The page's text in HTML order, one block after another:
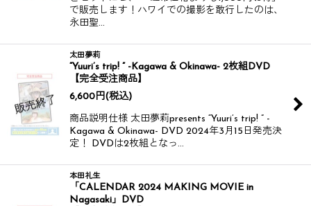
で販売します！ ​ ハワイでの撮影を敢行したのは、
永田聖…
太田夢莉
“Yuuri’s trip! ” -Kagawa & Okinawa- 2枚組DVD
【完全受注商品】
6,600 円(税込)
商品説明仕様 太田夢莉presents “Yuuri’s trip! ” -
Kagawa & Okinawa- DVD 2024年3月15日発売決
定！ DVDは2枚組となっ…
本田礼生
「CALENDAR 2024 MAKING MOVIE in
Nagasaki」DVD